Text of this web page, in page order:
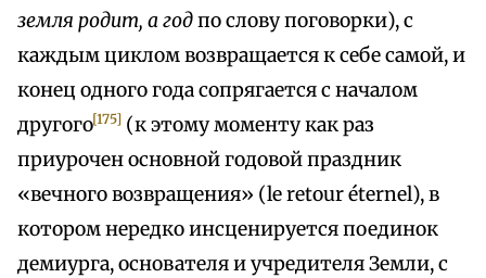
земля родит, а годпо слову поговорки), с
каждым циклом возвращается к себе самой, и
конец одного года сопрягается с началом
другого[175] (к этому моменту как раз
приурочен основной годовой праздник
«вечного возвращения» (lе retour éternel), в
котором нередко инсценируется поединок
демиурга, основателя и учредителя Земли, с